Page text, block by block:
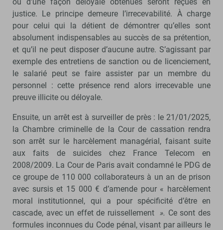
justice. Le principe demeure l’irrecevabilité. À charge
pour celui qui la détient de démontrer qu’elles sont
absolument indispensables au succès de sa prétention,
et qu’il ne peut disposer d’aucune autre. S’agissant par
exemple des entretiens de sanction ou de licenciement,
le salarié peut se faire assister par un membre du
personnel : cette présence rend alors irrecevable une
preuve illicite ou déloyale.
Ensuite, un arrêt est à surveiller de près : le 21/01/2025,
la Chambre criminelle de la Cour de cassation rendra
son arrêt sur le harcèlement managérial, faisant suite
aux faits de suicides chez France Telecom en
2008/2009. La Cour de Paris avait condamné le PDG de
ce groupe de 110 000 collaborateurs à un an de prison
avec sursis et 15 000 € d’amende pour « harcèlement
moral institutionnel, qui a pour spécificité d’être en
cascade, avec un effet de ruissellement ». Ce sont des
formules inconnues du Code pénal, visant par ailleurs le